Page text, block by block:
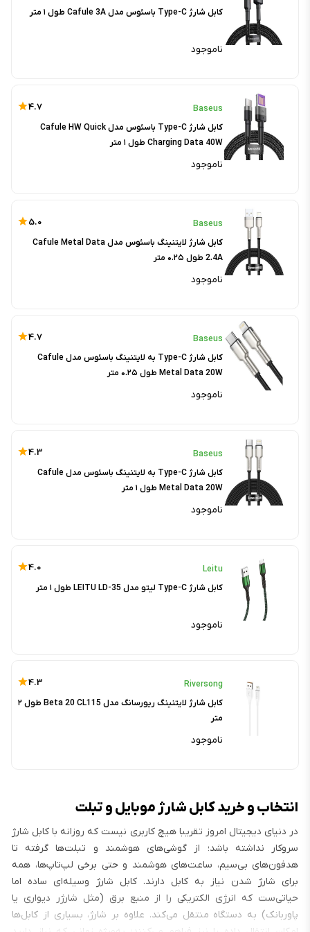
کابل شارژ Type-C باسئوس مدل Cafule 3A طول ۱ متر
ناموجود
Baseus
4.7
کابل شارژ Type-C باسئوس مدل Cafule HW Quick
Charging Data 40W طول ۱ متر
ناموجود
Baseus
5.0
کابل شارژ لایتنینگ باسئوس مدل Cafule Metal Data
2.4A طول ۰.۲۵ متر
ناموجود
Baseus
4.7
کابل شارژ Type-C به لایتنینگ باسئوس مدل Cafule
Metal Data 20W طول ۰.۲۵ متر
ناموجود
Baseus
4.3
کابل شارژ Type-C به لایتنینگ باسئوس مدل Cafule
Metal Data 20W طول ۱ متر
ناموجود
Leitu
4.0
کابل شارژ Type-C لیتو مدل LEITU LD-35 طول ۱ متر
ناموجود
Riversong
4.3
کابل شارژ لایتنینگ ریورسانگ مدل Beta 20 CL115 طول ۲
متر
ناموجود
انتخاب و خرید کابل شارژ موبایل و تبلت
در دنیای دیجیتال امروز تقریبا هیچ کاربری نیست که روزانه با کابل شارژ
سروکار نداشته باشد؛ از گوشی‌های هوشمند و تبلت‌ها گرفته تا
هدفون‌های بی‌سیم، ساعت‌های هوشمند و حتی برخی لپ‌تاپ‌ها، همه
برای شارژ شدن نیاز به کابل دارند. کابل شارژ وسیله‌ای ساده اما
حیاتی‌ست که انرژی الکتریکی را از منبع برق (مثل شارژر دیواری یا
پاوربانک) به دستگاه منتقل می‌کند. علاوه بر شارژ، بسیاری از کابل‌ها